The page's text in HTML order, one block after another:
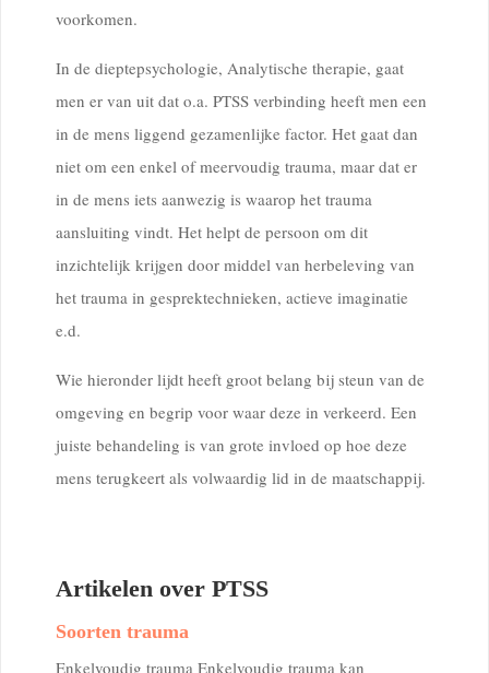
voorkomen.
In de dieptepsychologie, Analytische therapie, gaat
men er van uit dat o.a. PTSS verbinding heeft men een
in de mens liggend gezamenlijke factor. Het gaat dan
niet om een enkel of meervoudig trauma, maar dat er
in de mens iets aanwezig is waarop het trauma
aansluiting vindt. Het helpt de persoon om dit
inzichtelijk krijgen door middel van herbeleving van
het trauma in gesprektechnieken, actieve imaginatie
e.d.
Wie hieronder lijdt heeft groot belang bij steun van de
omgeving en begrip voor waar deze in verkeerd. Een
juiste behandeling is van grote invloed op hoe deze
mens terugkeert als volwaardig lid in de maatschappij.
Artikelen over PTSS
Soorten trauma
Enkelvoudig trauma Enkelvoudig trauma kan